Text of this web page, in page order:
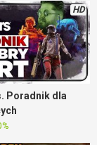
HD
Poradnik dla